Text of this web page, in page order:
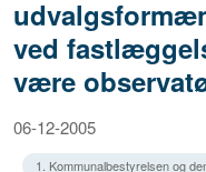
ved
være
06-12-2005
1. Kommunalbestyrelsen og